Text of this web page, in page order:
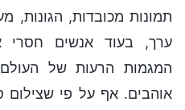
תמונות מכובדות, הגונות,
ערך, בעוד אנשים חסרי
המגמות הרעות של
אוהבים. אף על פי שצילום